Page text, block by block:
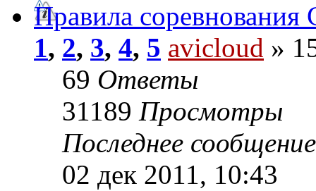
Правила
1, 2, 3, 4, 5 avicloud »
69 Ответы
31189 Просмотры
Последнее
02 дек 2011, 10:43